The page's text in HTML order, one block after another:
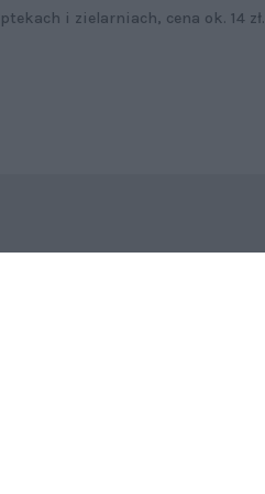
i zielarniach, cena ok. 14 zł.